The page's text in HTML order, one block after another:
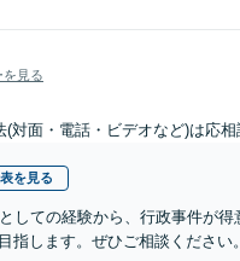
を見る
(対面・電話・ビデオなど)は応相
を見る
しての経験から、行政事件が
指します。ぜひご相談くださ